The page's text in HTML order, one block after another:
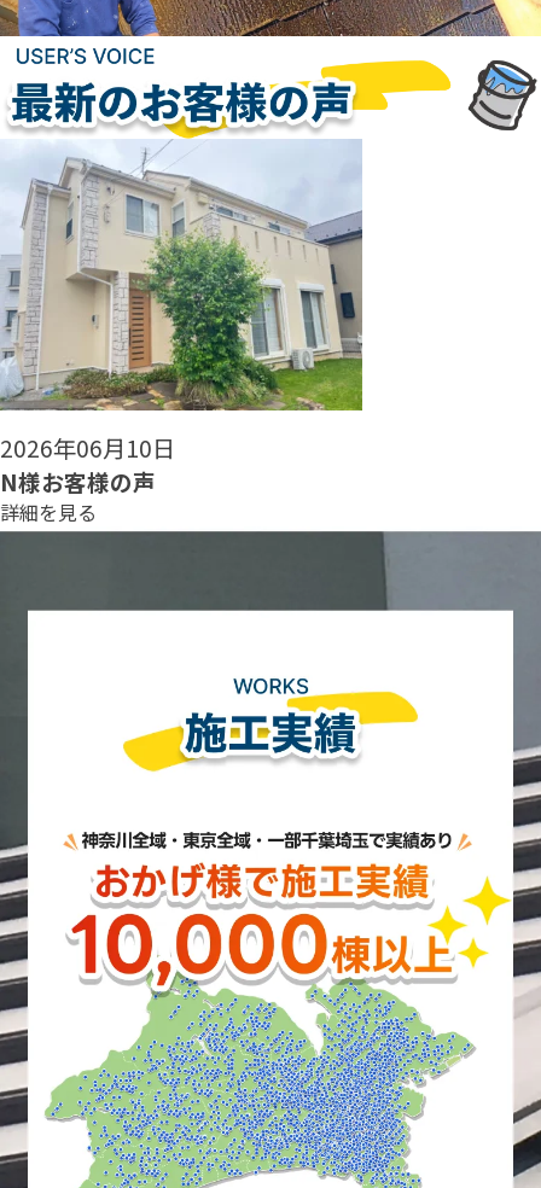
2026年06月08日
N様お客様の声
詳細を見る